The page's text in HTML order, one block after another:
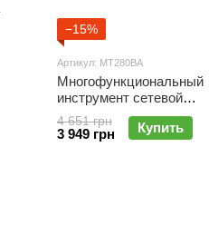
−15%
Артикул: MT280BA
Многофункциональный
инструмент сетевой
BLACK+DECKER
4 651 грн
3 949 грн Купить